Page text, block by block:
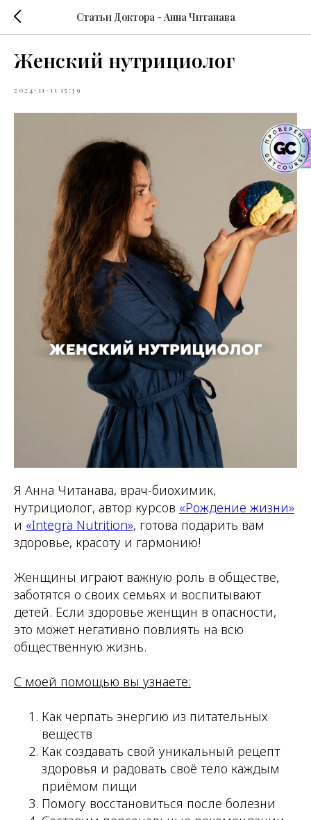
Статьи Доктора - Анна Читанава
Женский нутрициолог
2024-11-11 15:39
Я Анна Читанава, врач-биохимик,
нутрициолог, автор курсов «Рождение жизни»
и «Integra Nutrition», готова подарить вам
здоровье, красоту и гармонию!
Женщины играют важную роль в обществе,
заботятся о своих семьях и воспитывают
детей. Если здоровье женщин в опасности,
это может негативно повлиять на всю
общественную жизнь.
С моей помощью вы узнаете:
Как черпать энергию из питательных
веществ
Как создавать свой уникальный рецепт
здоровья и радовать своё тело каждым
приёмом пищи
Помогу восстановиться после болезни